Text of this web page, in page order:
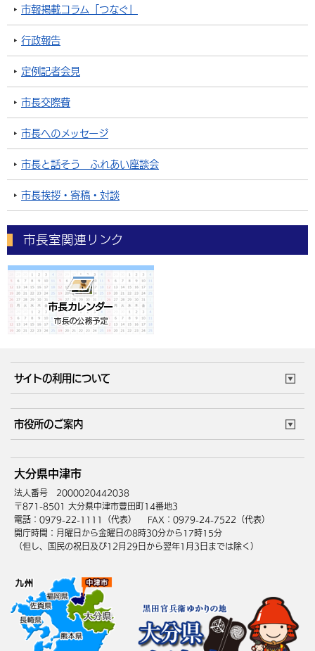
市報掲載コラム「つなぐ」
行政報告
定例記者会見
市長交際費
市長へのメッセージ
市長と話そう ふれあい座談会
市長挨拶・寄稿・対談
市長室関連リンク
サイトの利用について
サイトマップ
市役所のご案内
庁舎地図 組織案内
中津市へのアクセス
大分県中津市
法人番号 2000020442038
〒871-8501 大分県中津市豊田町14番地3
電話：0979-22-1111（代表）
FAX：0979-24-7522（代表）
開庁時間：月曜日から金曜日の8時30分から17時15分
（但し、国民の祝日及び12月29日から翌年1月3日までは除く）